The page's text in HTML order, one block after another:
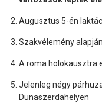
Augusztus 5-én
Szakvélemény
A roma holokausztra
Jelenleg négy
Dunaszerdahelyen